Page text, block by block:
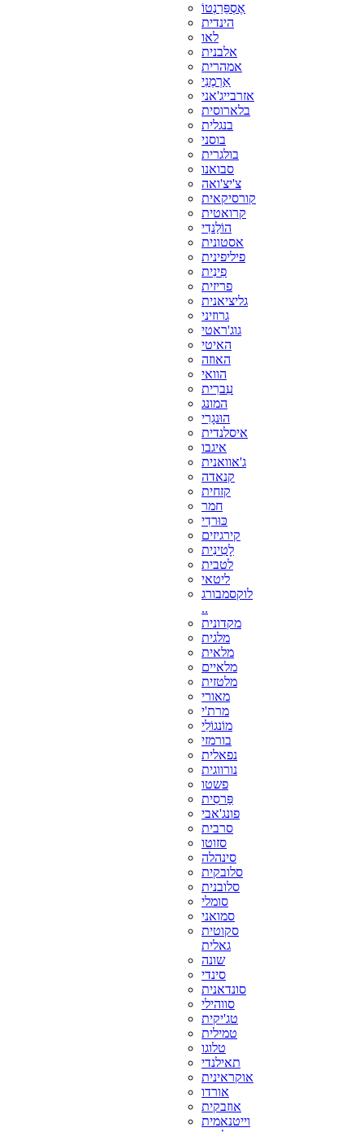
אֶסְפֵּרַנְטוֹ
הינדית
לאו
אלבנית
אמהרית
אַרְמֶנִי
אזרבייג'אני
בלארוסית
בנגלית
בוסני
בולגרית
סבואנו
צ'יצ'ואה
קורסיקאית
קרואטית
הוֹלַנדִי
אסטונית
פיליפינית
פִינִית
פריזית
גליציאנית
גרוזיני
גוג'ראטי
האיטי
האוזה
הוואי
עִברִית
המונג
הוּנגָרִי
איסלנדית
איגבו
ג'אוואנית
קנאדה
קזחית
חמר
כּוּרדִי
קירגיזים
לָטִינִית
לטבית
ליטאי
לוקסמבורג
..
מקדונית
מלגית
מלאית
מלאיים
מלטזית
מאורי
מרת'י
מוֹנגוֹלִי
בורמזי
נפאלית
נורווגית
פשטו
פַּרסִית
פונג'אבי
סרבית
סזוטו
סינהלה
סלובקית
סלובנית
סומלי
סמואני
סקוטית
גאלית
שונה
סינדי
סונדאנית
סווהילי
טג'יקית
טמילית
טלוגו
תאילנדי
אוקראינית
אורדו
אוזבקית
וייטנאמית